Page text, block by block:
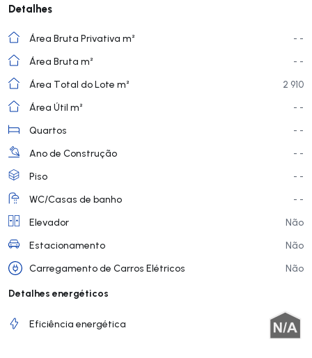
Detalhes
Área Bruta Privativa m²
- -
Área Bruta m²
- -
Área Total do Lote m²
2 910
Área Útil m²
- -
Quartos
- -
Ano de Construção
- -
Piso
- -
WC/Casas de banho
- -
Elevador
Não
Estacionamento
Não
Carregamento de Carros Elétricos
Não
Detalhes energéticos
Eficiência energética